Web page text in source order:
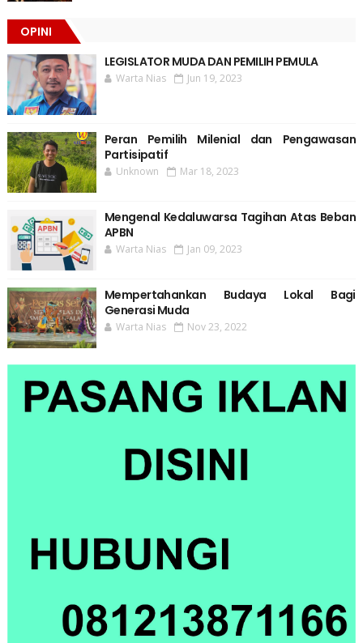
OPINI
LEGISLATOR MUDA DAN PEMILIH PEMULA
Warta Nias Jun 19, 2023
Peran Pemilih Milenial dan Pengawasan
Partisipatif
Unknown Mar 18, 2023
Mengenal Kedaluwarsa Tagihan Atas Beban
APBN
Warta Nias Jan 09, 2023
Mempertahankan Budaya Lokal Bagi
Generasi Muda
Warta Nias Nov 23, 2022